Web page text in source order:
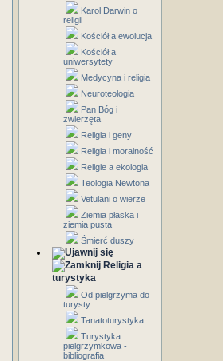
Karol Darwin o
religii
Kościół a ewolucja
Kościół a
uniwersytety
Medycyna i religia
Neuroteologia
Pan Bóg i
zwierzęta
Religia i geny
Religia i moralność
Religie a ekologia
Teologia Newtona
Vetulani o wierze
Ziemia płaska i
ziemia pusta
Śmierć duszy
Religia a
turystyka
Od pielgrzyma do
turysty
Tanatoturystyka
Turystyka
pielgrzymkowa -
bibliografia